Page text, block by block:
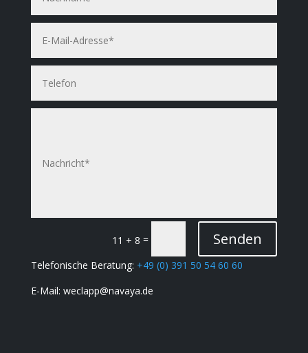
11 + 8 = Senden
Telefonische Beratung: +49 (0) 391 50 54 60 60
E-Mail: weclapp@navaya.de